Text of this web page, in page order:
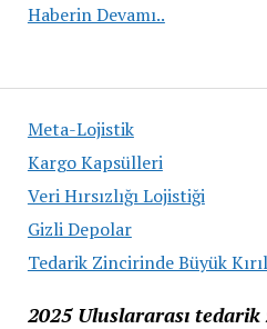
Meta-Lojistik
Kargo Kapsülleri
Veri Hırsızlığı Lojistiği
Gizli Depolar
Tedarik Zincirinde Büyük
2025 Uluslararası
Haberin Devamı..Tedarik
Kırılma